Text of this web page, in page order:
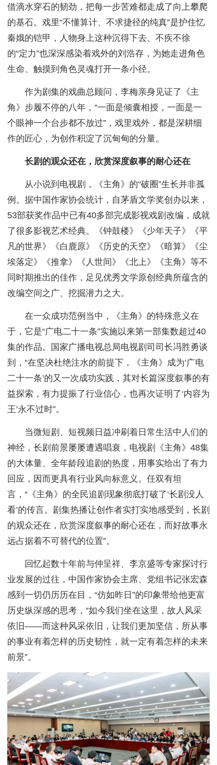
借滴水穿石的韧劲，把每一步苦难都走成了向上攀爬
的基石。戏里“不懂算计、不求捷径的纯真”是护住忆
秦娥的铠甲，人物身上这种沉得下去、不疾不徐
的“定力”也深深感染着戏外的刘浩存，为她走进角色
生命、触摸到角色灵魂打开一条小径。
作为剧集的戏曲总顾问，李梅亲身见证了《主
角》步履不停的八年，“一面是倾囊相授，一面是一
个眼神一个台步都不放过”，戏里戏外，都是深耕细
作的匠心，为创作积淀了沉甸甸的分量。
长剧的观众还在，欣赏深度叙事的耐心还在
从小说到电视剧，《主角》的“破圈”生长并非孤
例。据中国作家协会统计，自茅盾文学奖创办以来，
53部获奖作品中已有40多部完成影视戏剧改编，成就
了很多影视艺术经典。《钟鼓楼》《少年天子》《平
凡的世界》《白鹿原》《历史的天空》《暗算》《尘
埃落定》《推拿》《人世间》《北上》《主角》等不
同时期推出的佳作，足见优秀文学原创经典所蕴含的
改编空间之广、挖掘潜力之大。
在一众成功范例当中，《主角》的特殊意义在
于，它是“广电二十一条”实施以来第一部集数超过40
集的作品。国家广播电视总局电视剧司司长冯胜勇谈
到，“在坚决杜绝注水的前提下，《主角》成为‘广电
二十一条’的又一次成功实践，其对长篇深度叙事的有
益探索，有力提振了行业信心，也再次证明了‘内容为
王’永不过时”。
当微短剧、短视频日益冲刷着日常生活中人们的
神经，长剧前景屡屡遭遇唱衰，电视剧《主角》48集
的大体量、全年龄段追剧的热度，用事实给出了有力
回应，因而更具有行业风向标意义。任双有坦
言，“《主角》的全民追剧现象彻底打破了‘长剧没人
看’的传言。剧集热播让创作者实打实地感受到，长剧
的观众还在，欣赏深度叙事的耐心还在，而好故事永
远占据着不可替代的位置”。
回忆起数十年前与仲呈祥、李京盛等专家探讨行
业发展的过往，中国作家协会主席、党组书记张宏森
感到一切仍历历在目，“仿如昨日”的印象带给他更富
历史纵深感的思考，“如今我们坐在这里，故人风采
依旧——而这种风采依旧，让我们更加坚信，所从事
的事业有着怎样的历史韧性，就一定有着怎样的未来
前景”。